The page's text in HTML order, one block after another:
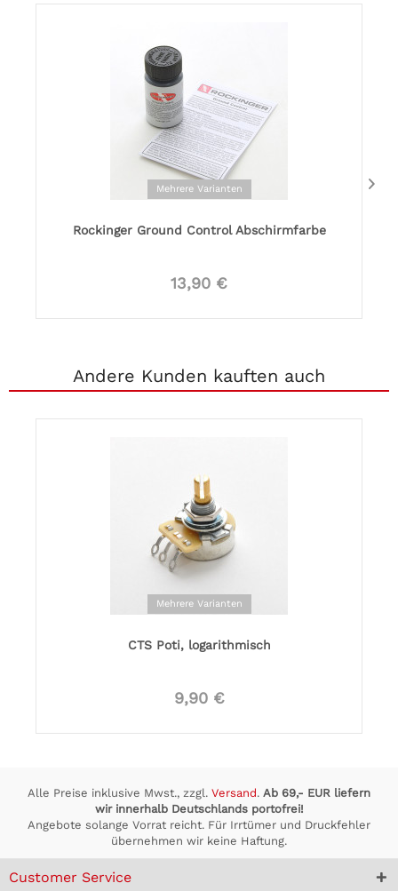
Mehrere Varianten
Rockinger Ground Control Abschirmfarbe
13,90 €
Andere Kunden kauften auch
Mehrere Varianten
CTS Poti, logarithmisch
9,90 €
Alle Preise inklusive Mwst., zzgl. Versand. Ab 69,- EUR liefern
wir innerhalb Deutschlands portofrei!
Angebote solange Vorrat reicht. Für Irrtümer und Druckfehler
übernehmen wir keine Haftung.
Customer Service